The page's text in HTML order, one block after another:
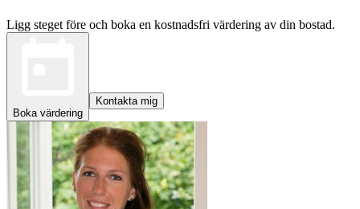
Ligg steget före och boka en kostnadsfri värdering av din bostad.
Boka värdering
Kontakta mig